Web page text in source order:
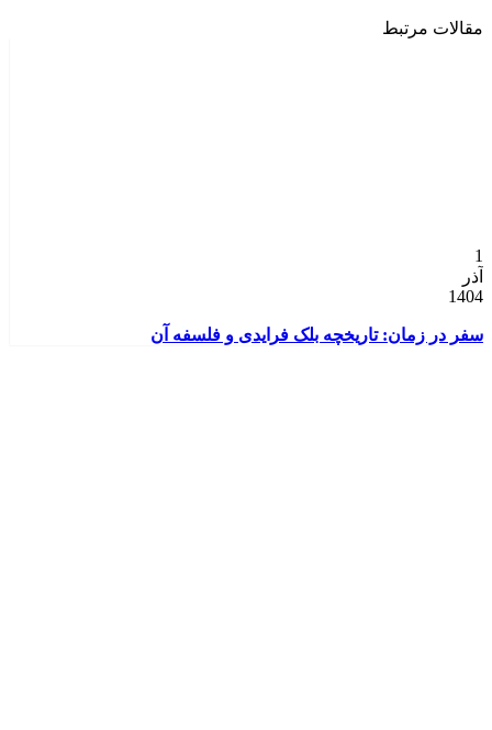
مقالات مرتبط
1
آذر
1404
سفر در زمان: تاریخچه بلک فرایدی و فلسفه آن